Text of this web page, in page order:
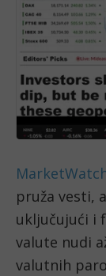
pruža vesti,
uključujući i
valute nudi
valutnih